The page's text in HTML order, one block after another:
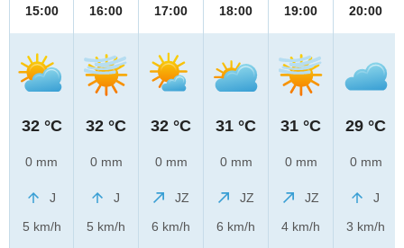
15:00
32 °C
0 mm
J
5 km/h
16:00
32 °C
0 mm
J
5 km/h
17:00
32 °C
0 mm
JZ
6 km/h
18:00
31 °C
0 mm
JZ
6 km/h
19:00
31 °C
0 mm
JZ
4 km/h
20:00
29 °C
0 mm
J
3 km/h